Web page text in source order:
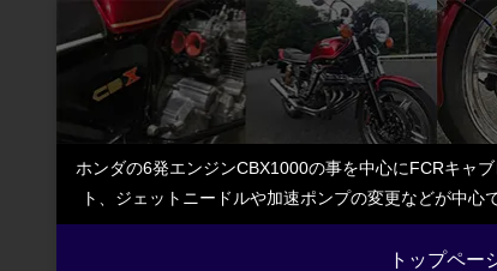
ホンダの6発エンジンCBX1000の事を中心にFCRキャ
ト、ジェットニードルや加速ポンプの変更などが中
トップペー